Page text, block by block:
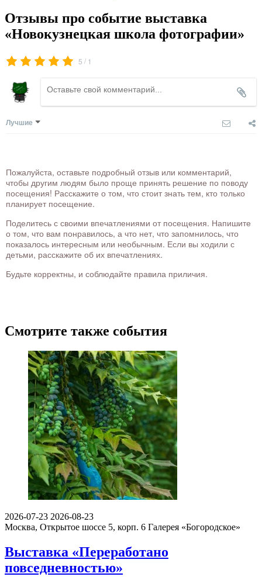
Отзывы про событие выставка
«Новокузнецкая школа фотографии»
5 / 1
Лучшие
Пожалуйста, оставьте подробный отзыв или комментарий,
чтобы другим людям было проще принять решение по поводу
посещения! Расскажите о том, что стоит знать тем, кто только
планирует посещение.
Поделитесь с своими впечатлениями от посещения. Напишите
о том, что вам понравилось, а что нет, что запомнилось, что
показалось интересным или необычным. Если вы ходили с
детьми, расскажите об их впечатлениях.
Будьте корректны, и соблюдайте правила приличия.
Смотрите также события
2026-07-23 2026-08-23
Москва, Открытое шоссе 5, корп. 6 Галерея «Богородское»
Выставка «Переработано
повседневностью»